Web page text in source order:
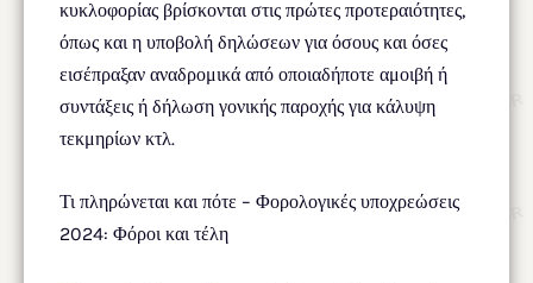
κυκλοφορίας βρίσκονται στις πρώτες προτεραιότητες,
όπως και η υποβολή δηλώσεων για όσους και όσες
εισέπραξαν αναδρομικά από οποιαδήποτε αμοιβή ή
συντάξεις ή δήλωση γονικής παροχής για κάλυψη
τεκμηρίων κτλ.
Τι πληρώνεται και πότε – Φορολογικές υποχρεώσεις
2024: Φόροι και τέλη